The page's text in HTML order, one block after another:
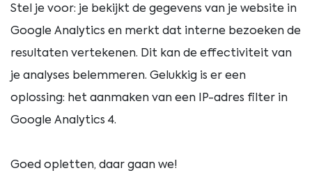
Stel je voor: je bekijkt de gegevens van je website in
Google Analytics en merkt dat interne bezoeken de
resultaten vertekenen. Dit kan de effectiviteit van
je analyses belemmeren. Gelukkig is er een
oplossing: het aanmaken van een IP-adres filter in
Google Analytics 4.
Goed opletten, daar gaan we!